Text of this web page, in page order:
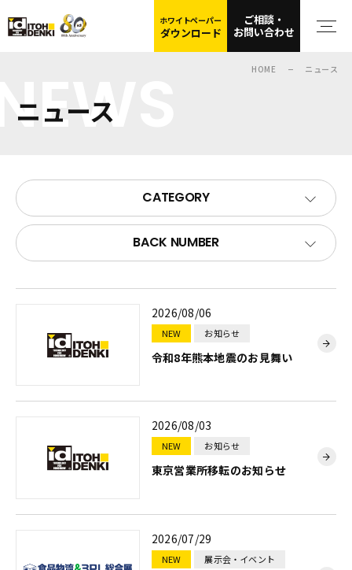
ホワイトペーパー
ダウンロード
ご相談・
お問い合わせ
HOME ニュース
ニュース
CATEGORY
BACK NUMBER
2026/08/06
NEW お知らせ
令和8年熊本地震のお見舞い
2026/08/03
NEW お知らせ
東京営業所移転のお知らせ
2026/07/29
NEW 展示会・イベント